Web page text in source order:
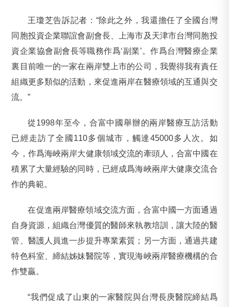
王瓊芝告訴記者：“除此之外，我還擔任了全國台灣
同胞投資企業聯誼會副會長、上海市及天津市台灣同胞投
資企業協會副會長等職務作爲‘副業’。作爲台灣醫療企業
裏目前唯一的一家在兩岸雙上市的公司，我覺得我有責任
組織更多類似的活動，來促進兩岸在醫療領域的互通與交
流。”
從1998年至今，合富中國舉辦的兩岸醫療互訪活動
已經走訪了全國110多個城市，觸達45000多人次。如
今，作爲海峽兩岸大健康領域交流的牽頭人，合富中國在
積累了大量經驗的同時，已經成爲海峽兩岸大健康交流合
作的典範。
在促進兩岸醫療領域交流方面，合富中國一方面通過
自身資源，組織台灣優質的醫師來執教培訓，讓大陸的醫
管、醫護人員進一步提升專業素質；另一方面，通過共建
特色科室、締結姊妹醫院等，實現海峽兩岸醫療機構的合
作雙贏。
“我們促成了山東的一家醫院與台灣長庚醫院締結爲